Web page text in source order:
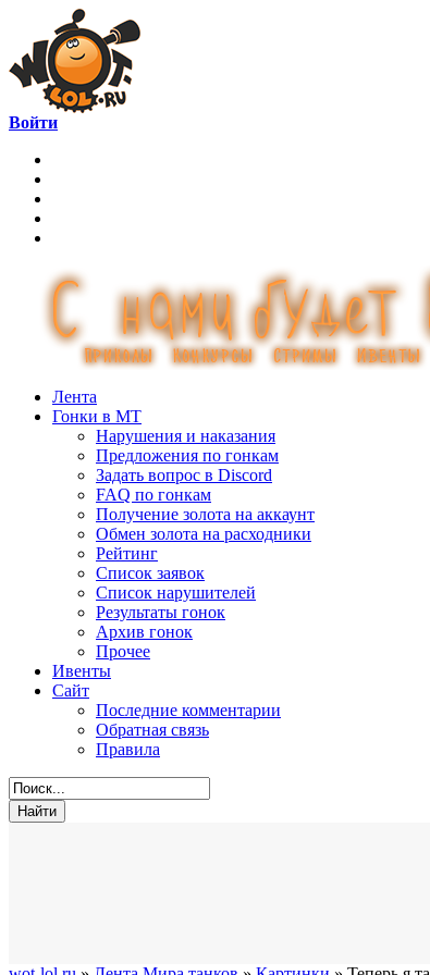
Войти
Лента
Гонки в МТ
Нарушения и наказания
Предложения по гонкам
Задать вопрос в Discord
FAQ по гонкам
Получение золота на аккаунт
Обмен золота на расходники
Рейтинг
Список заявок
Список нарушителей
Результаты гонок
Архив гонок
Прочее
Ивенты
Сайт
Последние комментарии
Обратная связь
Правила